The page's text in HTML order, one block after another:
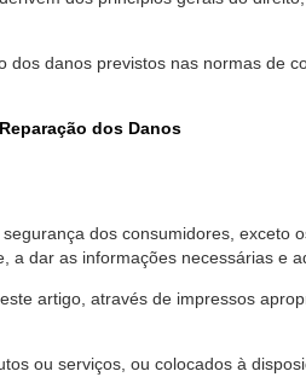
danos previstos nas normas de
dos Danos
dos consumidores, exceto
dar as informações necessárias e
artigo, através de impressos
ou serviços, ou colocados à